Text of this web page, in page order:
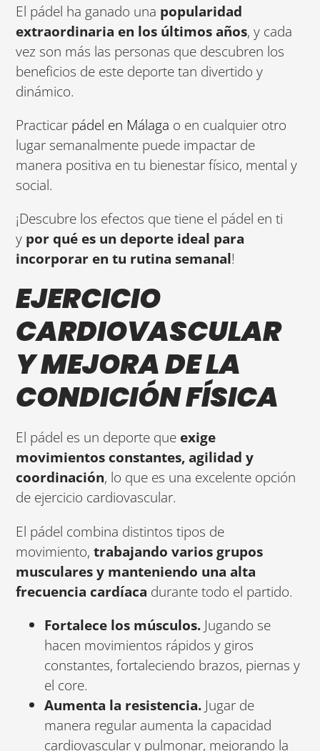
El pádel ha ganado una popularidad
extraordinaria en los últimos años, y cada
vez son más las personas que descubren los
beneficios de este deporte tan divertido y
dinámico.
Practicar pádel en Málaga o en cualquier otro
lugar semanalmente puede impactar de
manera positiva en tu bienestar físico, mental y
social.
¡Descubre los efectos que tiene el pádel en ti
y por qué es un deporte ideal para
incorporar en tu rutina semanal!
EJERCICIO
CARDIOVASCULAR
Y MEJORA DE LA
CONDICIÓN FÍSICA
El pádel es un deporte que exige
movimientos constantes, agilidad y
coordinación, lo que es una excelente opción
de ejercicio cardiovascular.
El pádel combina distintos tipos de
movimiento, trabajando varios grupos
musculares y manteniendo una alta
frecuencia cardíaca durante todo el partido.
Fortalece los músculos. Jugando se
hacen movimientos rápidos y giros
constantes, fortaleciendo brazos, piernas y
el core.
Aumenta la resistencia. Jugar de
manera regular aumenta la capacidad
cardiovascular y pulmonar, mejorando la